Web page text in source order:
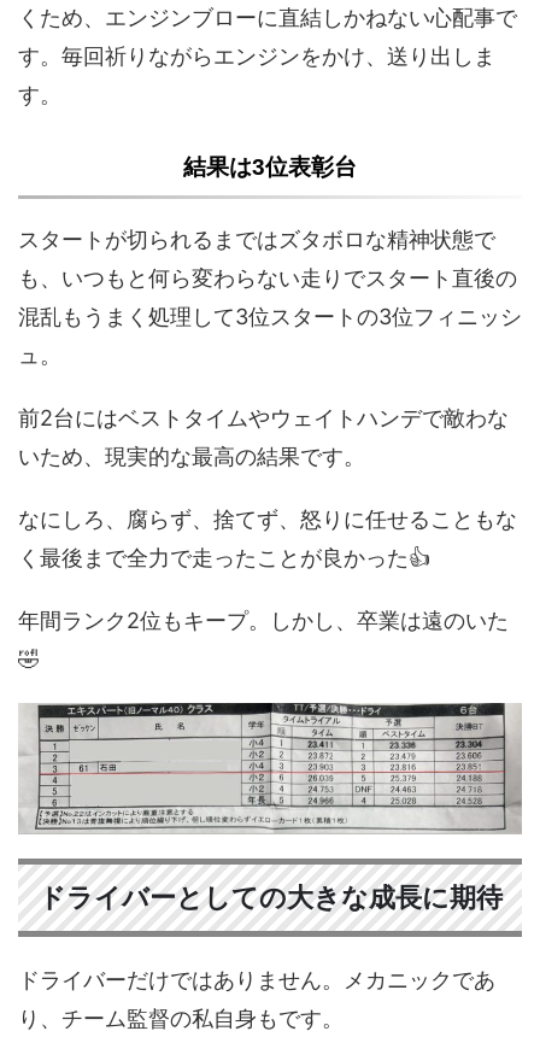
くため、エンジンブローに直結しかねない心配事で
す。毎回祈りながらエンジンをかけ、送り出しま
す。
結果は3位表彰台
スタートが切られるまではズタボロな精神状態で
も、いつもと何ら変わらない走りでスタート直後の
混乱もうまく処理して3位スタートの3位フィニッシ
ュ。
前2台にはベストタイムやウェイトハンデで敵わな
いため、現実的な最高の結果です。
なにしろ、腐らず、捨てず、怒りに任せることもな
く最後まで全力で走ったことが良かった👍
年間ランク2位もキープ。しかし、卒業は遠のいた
🤣
ドライバーとしての大きな成長に期待
ドライバーだけではありません。メカニックであ
り、チーム監督の私自身もです。